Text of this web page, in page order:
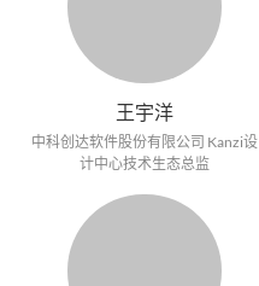
王宇洋
中科创达软件股份有限公司 Kanzi设
计中心技术生态总监